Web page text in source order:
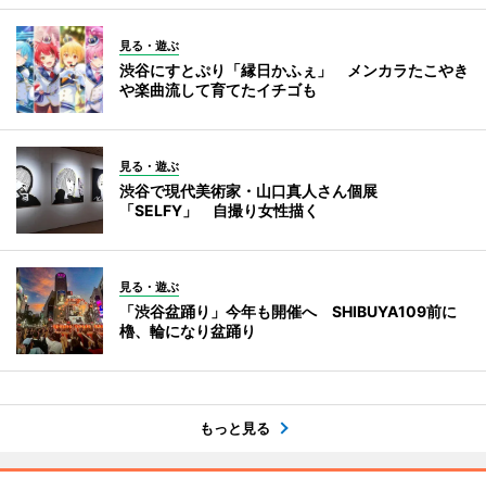
見る・遊ぶ
渋谷にすとぷり「縁日かふぇ」 メンカラたこやき
や楽曲流して育てたイチゴも
見る・遊ぶ
渋谷で現代美術家・山口真人さん個展
「SELFY」 自撮り女性描く
見る・遊ぶ
「渋谷盆踊り」今年も開催へ SHIBUYA109前に
櫓、輪になり盆踊り
もっと見る